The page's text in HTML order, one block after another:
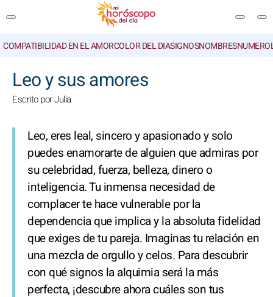
COMPATIBILIDAD EN EL AMORCOLOR DEL DIASIGNOSNOMBRES
Leo y sus amores
Escrito por Julia
Leo, eres leal, sincero y apasionado y solo
puedes enamorarte de alguien que admiras por
su celebridad, fuerza, belleza, dinero o
inteligencia. Tu inmensa necesidad de
complacer te hace vulnerable por la
dependencia que implica y la absoluta fidelidad
que exiges de tu pareja. Imaginas tu relación en
una mezcla de orgullo y celos. Para descubrir
con qué signos la alquimia será la más
perfecta, ¡descubre ahora cuáles son tus